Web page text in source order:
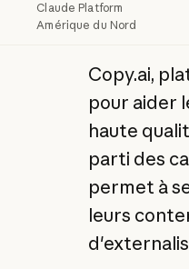
Claude Platform
Amérique du Nord
Copy.ai,
pour aider
haute
parti des
permet à
leurs